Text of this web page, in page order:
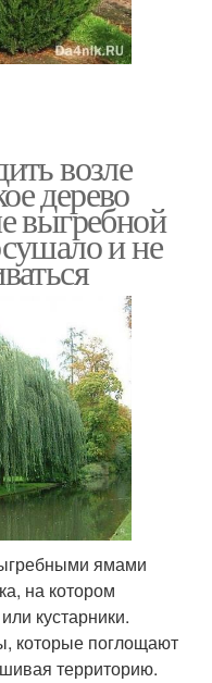
возле
дерево
выгребной
и не
ямами
на котором
кустарники.
которые поглощают
территорию.